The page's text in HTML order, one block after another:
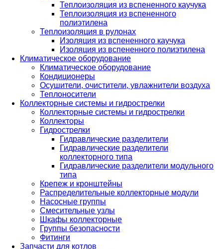
Теплоизоляция из вспененного каучука
Теплоизоляция из вспененного
полиэтилена
Теплоизоляция в рулонах
Изоляция из вспененного каучука
Изоляция из вспененного полиэтилена
Климатическое оборудование
Климатическое оборудование
Кондиционеры
Осушители, очистители, увлажнители воздуха
Теплоносители
Коллекторные системы и гидрострелки
Коллекторные системы и гидрострелки
Коллекторы
Гидрострелки
Гидравлические разделители
Гидравлические разделители
коллекторного типа
Гидравлические разделители модульного
типа
Крепеж и кронштейны
Распределительные коллекторные модули
Насосные группы
Смесительные узлы
Шкафы коллекторные
Группы безопасности
Фитинги
Запчасти для котлов